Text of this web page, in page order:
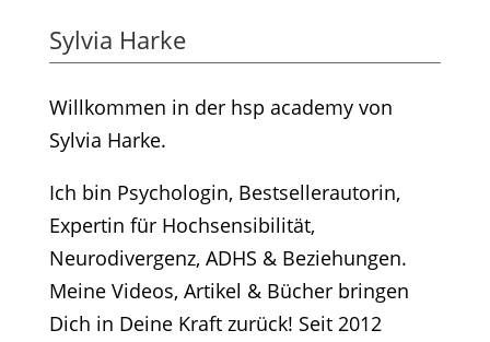
Sylvia Harke
Willkommen in der hsp academy von
Sylvia Harke.
Ich bin Psychologin, Bestsellerautorin,
Expertin für Hochsensibilität,
Neurodivergenz, ADHS & Beziehungen.
Meine Videos, Artikel & Bücher bringen
Dich in Deine Kraft zurück! Seit 2012